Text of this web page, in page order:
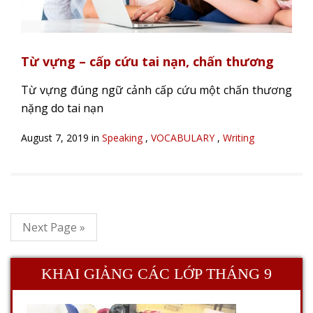
Từ vựng – cấp cứu tai nạn, chấn thương
Từ vựng đúng ngữ cảnh cấp cứu một chấn thương
nặng do tai nạn
August 7, 2019 in Speaking, VOCABULARY, Writing
Next Page »
KHAI GIẢNG CÁC LỚP THÁNG 9